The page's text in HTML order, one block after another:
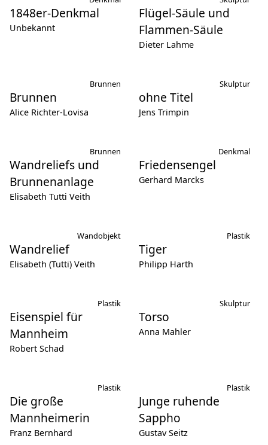
1848er-Denkmal
Unbekannt
Flügel-Säule und
Flammen-Säule
Dieter Lahme
Brunnen
Brunnen
Alice Richter-Lovisa
ohne Titel
Skulptur
Jens Trimpin
Wandreliefs und
Brunnenanlage
Brunnen
Elisabeth Tutti Veith
Friedensengel
Denkmal
Gerhard Marcks
Wandrelief
Wandobjekt
Elisabeth (Tutti) Veith
Tiger
Plastik
Philipp Harth
Eisenspiel für
Mannheim
Plastik
Robert Schad
Torso
Skulptur
Anna Mahler
Die große
Mannheimerin
Plastik
Franz Bernhard
Junge ruhende
Sappho
Plastik
Gustav Seitz